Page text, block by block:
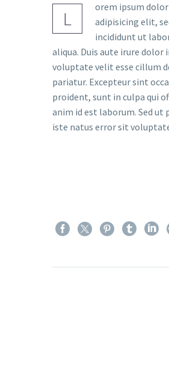
L
orem ipsum
adipisicing elit,
incididunt ut
aliqua. Duis aute irure dolor
voluptate velit esse cillum
pariatur. Excepteur sint
proident, sunt in culpa qui
anim id est laborum. Sed ut
iste natus error sit